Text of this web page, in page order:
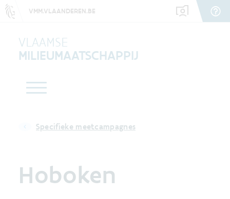
VMM.VLAANDEREN.BE
VLAAMSE
MILIEUMAATSCHAPPIJ
Specifieke meetcampagnes
Hoboken